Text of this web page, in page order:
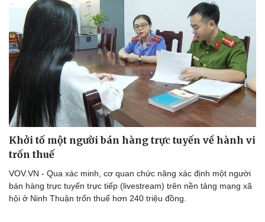
Khởi tố một người bán hàng trực tuyến về hành vi
trốn thuế
VOV.VN - Qua xác minh, cơ quan chức năng xác định một người
bán hàng trực tuyến trực tiếp (livestream) trên nền tảng mạng xã
hội ở Ninh Thuận trốn thuế hơn 240 triệu đồng.